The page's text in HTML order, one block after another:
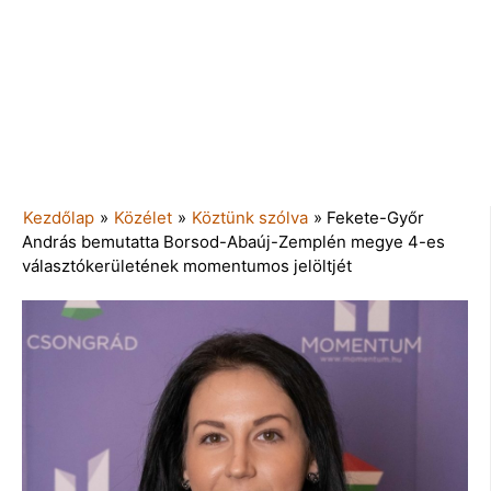
Kezdőlap » Közélet » Köztünk szólva » Fekete-Győr
András bemutatta Borsod-Abaúj-Zemplén megye 4-es
választókerületének momentumos jelöltjét